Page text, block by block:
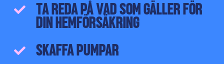
TA REDA PÅ VAD SOM GÄLLER FÖR
DIN HEMFÖRSÄKRING
SKAFFA PUMPAR